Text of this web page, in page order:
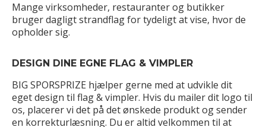
Mange virksomheder, restauranter og butikker
bruger dagligt strandflag for tydeligt at vise, hvor de
opholder sig.
DESIGN DINE EGNE FLAG & VIMPLER
BIG SPORSPRIZE hjælper gerne med at udvikle dit
eget design til flag & vimpler. Hvis du mailer dit logo til
os, placerer vi det på det ønskede produkt og sender
en korrekturlæsning. Du er altid velkommen til at